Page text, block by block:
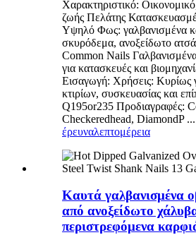
Χαρακτηριστικό:
ζωής Πελάτης
Υψηλό Φως: γαλβανισμένα
σκυρόδεμα, ανοξείδωτο
Common Nails
για κατασκευές και
Εισαγωγή: Χρήσεις: Κυρίως
κτιρίων, συσκευασίας και
Q195or235 Προδιαγραφές:
Checkeredhead, DiamondP ...
έρευναλεπτομέρεια
Καυτά γαλβανισμένα
από ανοξείδωτο
περιστρεφόμενα